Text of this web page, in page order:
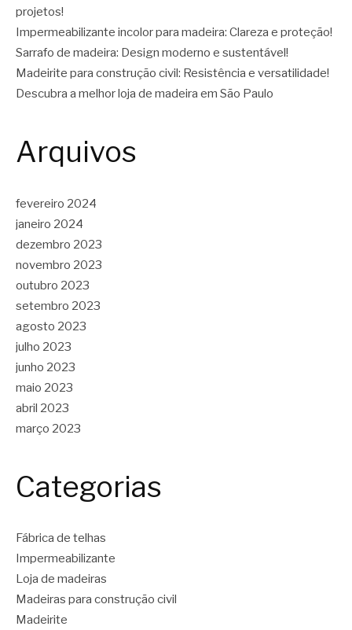
projetos!
Impermeabilizante incolor para madeira: Clareza e proteção!
Sarrafo de madeira: Design moderno e sustentável!
Madeirite para construção civil: Resistência e versatilidade!
Descubra a melhor loja de madeira em São Paulo
Arquivos
fevereiro 2024
janeiro 2024
dezembro 2023
novembro 2023
outubro 2023
setembro 2023
agosto 2023
julho 2023
junho 2023
maio 2023
abril 2023
março 2023
Categorias
Fábrica de telhas
Impermeabilizante
Loja de madeiras
Madeiras para construção civil
Madeirite